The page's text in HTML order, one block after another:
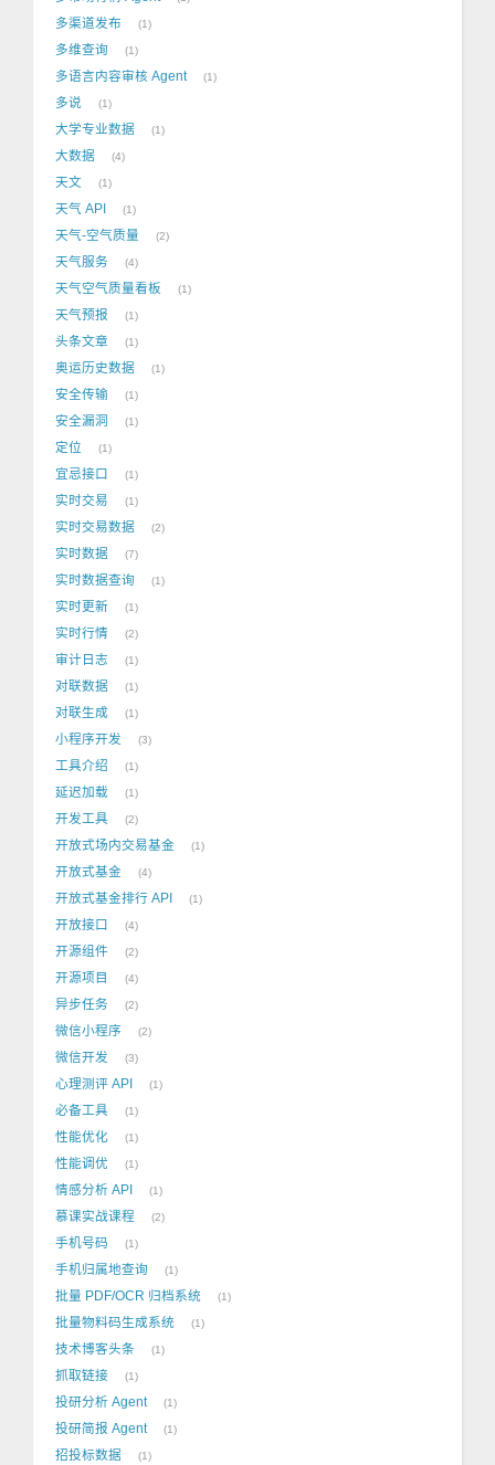
多渠道发布 1
多维查询 1
多语言内容审核 Agent 1
多说 1
大学专业数据 1
大数据 4
天文 1
天气 API 1
天气-空气质量 2
天气服务 4
天气空气质量看板 1
天气预报 1
头条文章 1
奥运历史数据 1
安全传输 1
安全漏洞 1
定位 1
宜忌接口 1
实时交易 1
实时交易数据 2
实时数据 7
实时数据查询 1
实时更新 1
实时行情 2
审计日志 1
对联数据 1
对联生成 1
小程序开发 3
工具介绍 1
延迟加载 1
开发工具 2
开放式场内交易基金 1
开放式基金 4
开放式基金排行 API 1
开放接口 4
开源组件 2
开源项目 4
异步任务 2
微信小程序 2
微信开发 3
心理测评 API 1
必备工具 1
性能优化 1
性能调优 1
情感分析 API 1
慕课实战课程 2
手机号码 1
手机归属地查询 1
批量 PDF/OCR 归档系统 1
批量物料码生成系统 1
技术博客头条 1
抓取链接 1
投研分析 Agent 1
投研简报 Agent 1
招投标数据 1